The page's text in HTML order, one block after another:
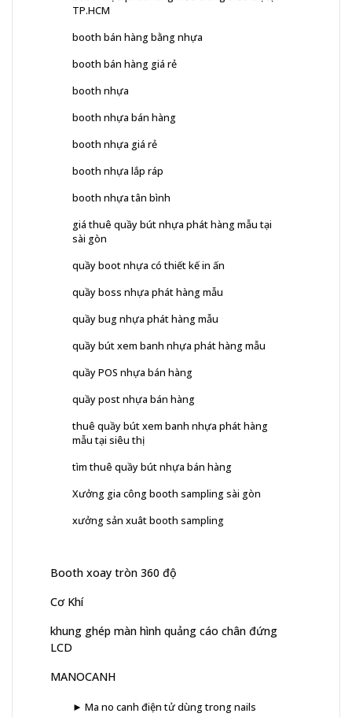
TP.HCM
booth bán hàng bằng nhựa
booth bán hàng giá rẻ
booth nhựa
booth nhựa bán hàng
booth nhựa giá rẻ
booth nhựa lắp ráp
booth nhựa tân bình
giá thuê quầy bút nhựa phát hàng mẫu tại
sài gòn
quầy boot nhựa có thiết kế in ấn
quầy boss nhựa phát hàng mẫu
quầy bug nhựa phát hàng mẫu
quầy bút xem banh nhựa phát hàng mẫu
quầy POS nhựa bán hàng
quầy post nhựa bán hàng
thuê quầy bút xem banh nhựa phát hàng
mẫu tại siêu thị
tìm thuê quầy bút nhựa bán hàng
Xưởng gia công booth sampling sài gòn
xưởng sản xuât booth sampling
Booth xoay tròn 360 độ
Cơ Khí
khung ghép màn hình quảng cáo chân đứng
LCD
MANOCANH
► Ma no canh điện tử dùng trong nails